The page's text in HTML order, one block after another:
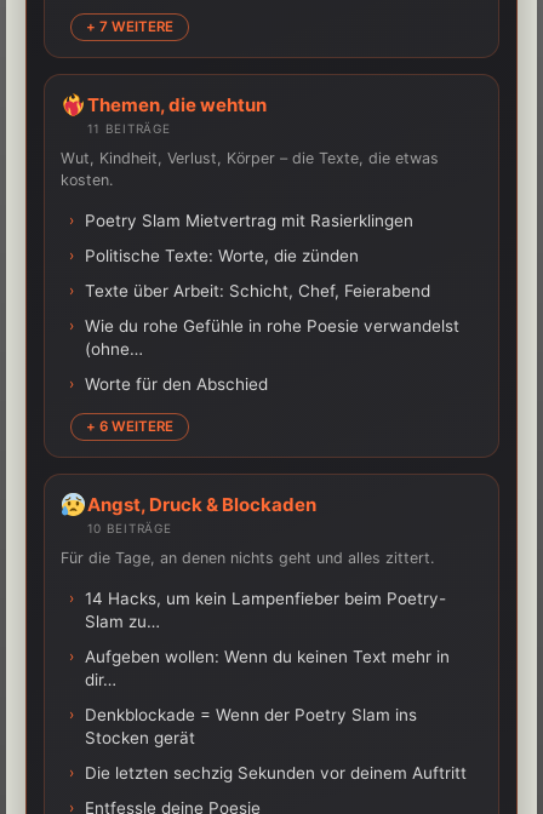
+ 7 WEITERE
Themen, die wehtun
11 BEITRÄGE
Wut, Kindheit, Verlust, Körper – die Texte, die etwas
kosten.
› Poetry Slam Mietvertrag mit Rasierklingen
› Politische Texte: Worte, die zünden
› Texte über Arbeit: Schicht, Chef, Feierabend
› Wie du rohe Gefühle in rohe Poesie verwandelst
(ohne…
› Worte für den Abschied
+ 6 WEITERE
Angst, Druck & Blockaden
10 BEITRÄGE
Für die Tage, an denen nichts geht und alles zittert.
› 14 Hacks, um kein Lampenfieber beim Poetry-
Slam zu…
›
Aufgeben wollen: Wenn du keinen Text mehr in
dir…
›
Denkblockade = Wenn der Poetry Slam ins
Stocken gerät
› Die letzten sechzig Sekunden vor deinem Auftritt
› Entfessle deine Poesie